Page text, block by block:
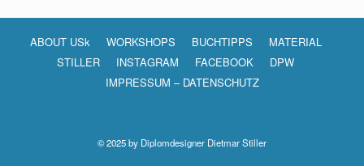
ABOUT USk WORKSHOPS BUCHTIPPS
MATERIAL
STILLER
INSTAGRAM FACEBOOK
DPW
IMPRESSUM – DATENSCHUTZ
© 2025 by Diplomdesigner Dietmar Stiller